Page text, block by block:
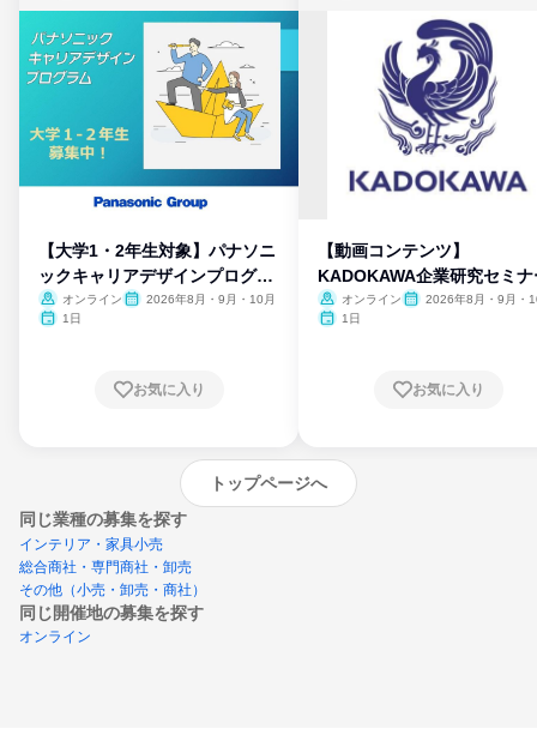
【大学1・2年生対象】パナソニ
ックキャリアデザインプログラ
ム
オンライン
2026年8月・9月・10月
1日
お気に入り
【動画コンテンツ】
KADOKAWA企業研究セミナ
オンライン
2026年8月・9月・
1日
お気に入り
トップページへ
同じ業種の募集を探す
インテリア・家具小売
総合商社・専門商社・卸売
その他（小売・卸売・商社）
同じ開催地の募集を探す
オンライン